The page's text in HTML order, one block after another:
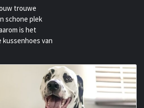
trouwe
schone plek
is het
kussenhoes van